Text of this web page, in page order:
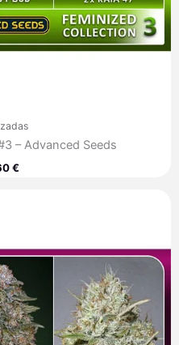
– Advanced Seeds
€